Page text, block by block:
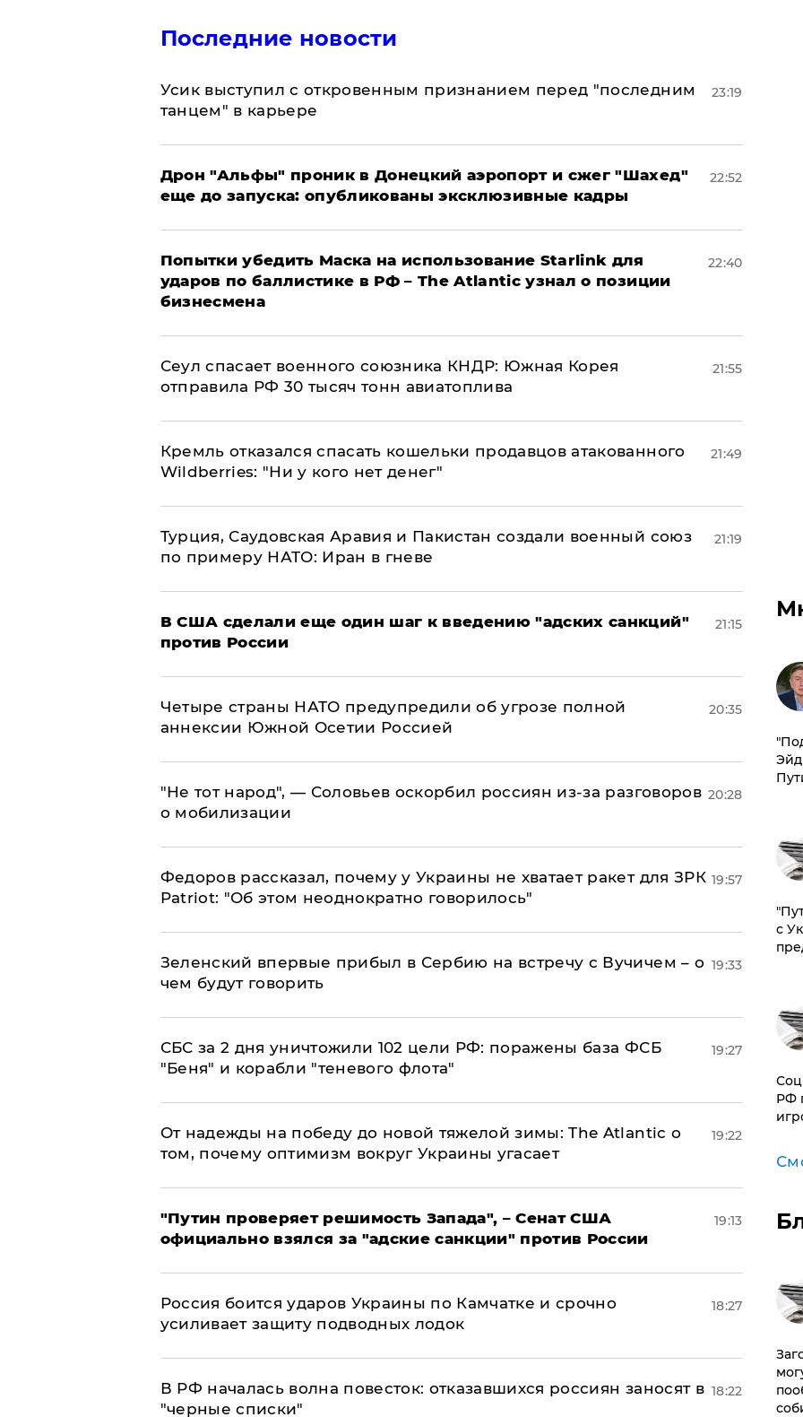
Последние новости
Усик выступил с откровенным признанием перед "последним
танцем" в карьере
23:19
Дрон "Альфы" проник в Донецкий аэропорт и сжег "Шахед"
еще до запуска: опубликованы эксклюзивные кадры
22:52
Попытки убедить Маска на использование Starlink для
ударов по баллистике в РФ – The Atlantic узнал о позиции
бизнесмена
22:40
​Сеул спасает военного союзника КНДР: Южная Корея
отправила РФ 30 тысяч тонн авиатоплива
21:55
Кремль отказался спасать кошельки продавцов атакованного
Wildberries: "Ни у кого нет денег"
21:49
Турция, Саудовская Аравия и Пакистан создали военный союз
по примеру НАТО: Иран в гневе
21:19
В США сделали еще один шаг к введению "адских санкций"
против России
21:15
Четыре страны НАТО предупредили об угрозе полной
аннексии Южной Осетии Россией
20:35
​"Не тот народ", — Соловьев оскорбил россиян из-за разговоров
о мобилизации
20:28
Федоров рассказал, почему у Украины не хватает ракет для ЗРК
Patriot: "Об этом неоднократно говорилось"
19:57
Зеленский впервые прибыл в Сербию на встречу с Вучичем – о
чем будут говорить
19:33
СБС за 2 дня уничтожили 102 цели РФ: поражены база ФСБ
"Беня" и корабли "теневого флота"
19:27
От надежды на победу до новой тяжелой зимы: The Atlantic о
том, почему оптимизм вокруг Украины угасает
19:22
"Путин проверяет решимость Запада", – Сенат США
официально взялся за "адские санкции" против России
19:13
Россия боится ударов Украины по Камчатке и срочно
усиливает защиту подводных лодок
18:27
​В РФ началась волна повесток: отказавшихся россиян заносят в
"черные списки"
18:22
с
РФ